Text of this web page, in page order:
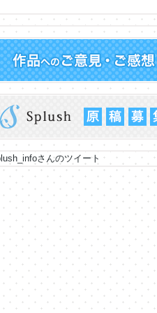
さんのツイート